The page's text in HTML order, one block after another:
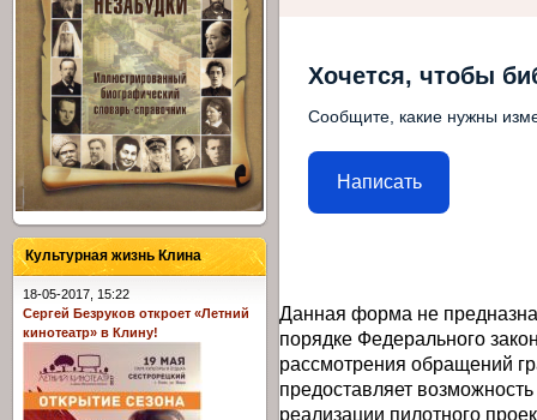
Хочется, чтобы
Сообщите, какие нужны
Написать
Данная форма не
порядке Федерального
рассмотрения обращений
предоставляет
реализации пилотного
Культурная жизнь Клина
18-05-2017, 15:22
Сергей Безруков откроет «Летний
кинотеатр» в Клину!